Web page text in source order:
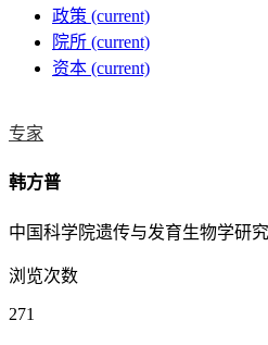
政策 (current)
院所 (current)
资本 (current)
专家
韩方普
中国科学院遗传与发育生物学研
浏览次数
271